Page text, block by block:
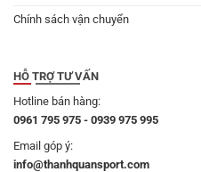
Chính sách vận chuyển
HỖ TRỢ TƯ VẤN
Hotline bán hàng:
0961 795 975 - 0939 975 995
Email góp ý:
info@thanhquansport.com